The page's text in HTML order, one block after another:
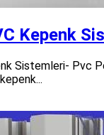
Kepenk
Sistemleri- Pvc